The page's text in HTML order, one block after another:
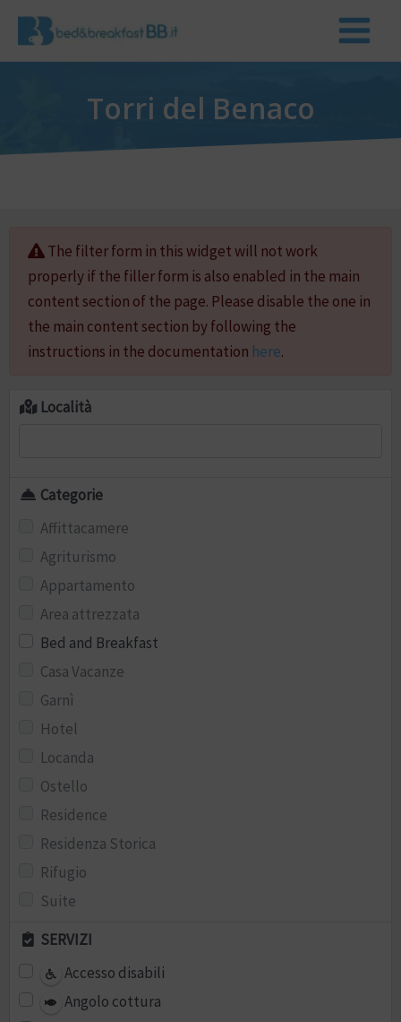
Torri del Benaco
The filter form in this widget will not work
properly if the filler form is also enabled in the main
content section of the page. Please disable the one in
the main content section by following the
instructions in the documentation here.
Località
Categorie
Affittacamere
Agriturismo
Appartamento
Area attrezzata
Bed and Breakfast
Casa Vacanze
Garnì
Hotel
Locanda
Ostello
Residence
Residenza Storica
Rifugio
Suite
SERVIZI
Accesso disabili
Angolo cottura